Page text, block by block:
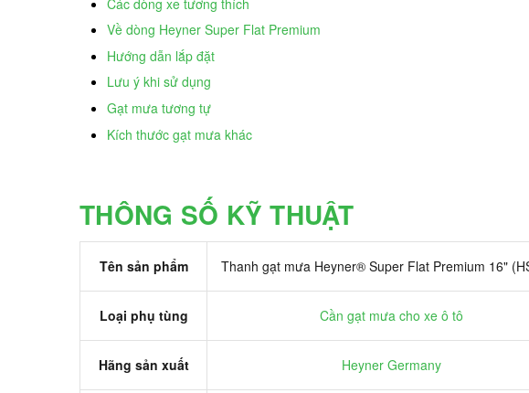
Về dòng Heyner Super Flat Premium
Hướng dẫn lắp đặt
Lưu ý khi sử dụng
Gạt mưa tương tự
Kích thước gạt mưa khác
THÔNG SỐ KỸ THUẬT
Tên sản phẩm Thanh gạt mưa Heyner® Super Flat Premium 16"
Loại phụ tùng Cần gạt mưa cho xe ô tô
Hãng sản xuất Heyner Germany